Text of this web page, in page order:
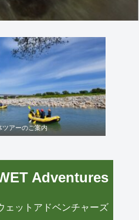
ツアーのご案内
Adventures
ェットアドベンチャーズ